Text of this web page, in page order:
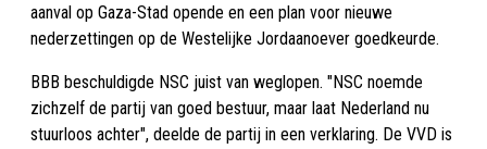
aanval op Gaza-Stad opende en een plan voor nieuwe
nederzettingen op de Westelijke Jordaanoever goedkeurde.
BBB beschuldigde NSC juist van weglopen. "NSC noemde
zichzelf de partij van goed bestuur, maar laat Nederland nu
stuurloos achter", deelde de partij in een verklaring. De VVD is